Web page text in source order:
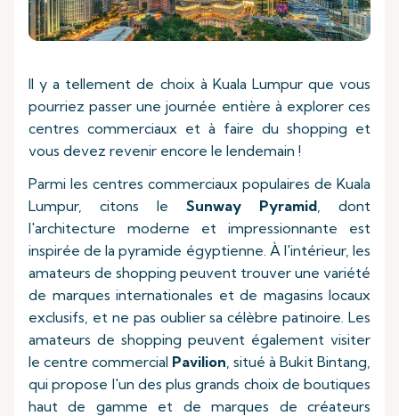
Il y a tellement de choix à Kuala Lumpur que vous
pourriez passer une journée entière à explorer ces
centres commerciaux et à faire du shopping et
vous devez revenir encore le lendemain !
Parmi les centres commerciaux populaires de Kuala
Lumpur, citons le Sunway Pyramid, dont
l'architecture moderne et impressionnante est
inspirée de la pyramide égyptienne. À l'intérieur, les
amateurs de shopping peuvent trouver une variété
de marques internationales et de magasins locaux
exclusifs, et ne pas oublier sa célèbre patinoire. Les
amateurs de shopping peuvent également visiter
le centre commercial Pavilion, situé à Bukit Bintang,
qui propose l'un des plus grands choix de boutiques
haut de gamme et de marques de créateurs